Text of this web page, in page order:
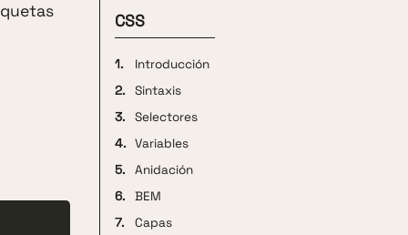
CSS
1.
Introducción
2.
Sintaxis
3.
Selectores
4. Variables
5.
Anidación
6.
BEM
7.
Capas